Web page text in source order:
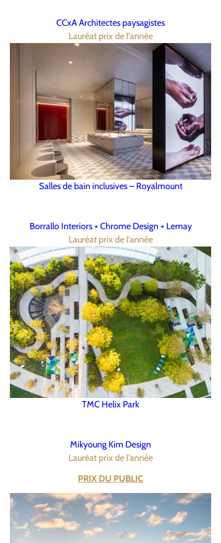
CCxA Architectes paysagistes
Lauréat prix de l'année
Salles de bain inclusives – Royalmount
Borrallo Interiors + Chrome Design + Lemay
Lauréat prix de l'année
TMC Helix Park
Mikyoung Kim Design
Lauréat prix de l'année
PRIX DU PUBLIC